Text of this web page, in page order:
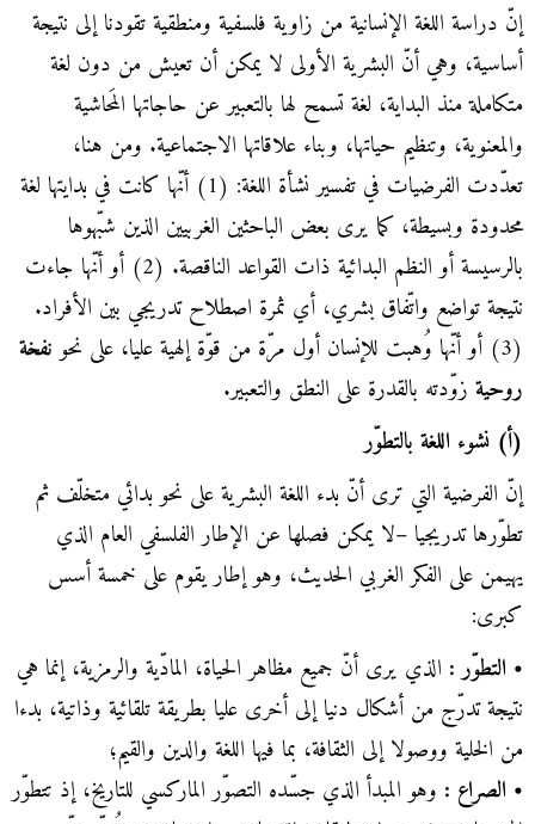
إنّ دراسة اللغة الإنسانية من زاوية فلسفية ومنطقية تقودنا إلى نتيجة
أساسية، وهي أنّ البشرية الأولى لا يمكن أن تعيش من دون لغة
متكاملة منذ البداية، لغة تسمح لها بالتعبير عن حاجاتها المَحاشية
والمعنوية، وتنظيم حياتها، وبناء علاقاتها الاجتماعية. ومن هنا،
تعدّدت الفرضيات في تفسير نشأة اللغة: (1) أنّها كانت في بدايتها لغة
محدودة وبسيطة، كما يرى بعض الباحثين الغربيين الذين شبّهوها
بالرسيسة أو النظم البدائية ذات القواعد الناقصة. (2) أو أنّها جاءت
نتيجة تواضع واتّفاق بشري، أي ثمرة اصطلاح تدريجي بين الأفراد.
(3) أو أنّها وُهبت للإنسان أول مرّة من قوّة إلهية عليا، على نحو
نفخة
روحيةزوّدته بالقدرة على النطق والتعبير.
(أ) نشوء اللغة بالتطوّر
إنّ الفرضية التي ترى أنّ بدء اللغة البشرية على نحو بدائي متخلّف ثم
تطوّرها تدريجيا –لا يمكن فصلها عن الإطار الفلسفي العام الذي
يهيمن على الفكر الغربي الحديث، وهو إطار يقوم على خمسة أسس
كبرى:
• التطوّر : الذي يرى أنّ جميع مظاهر الحياة، المادّية والرمزية، إنما هي
نتيجة تدرّج من أشكال دنيا إلى أخرى عليا بطريقة تلقائية وذاتية، بدءا
من الخلية ووصولا إلى الثقافة، بما فيها اللغة والدين والقيم؛
• الصراع : وهو المبدأ الذي جسّده التصوّر الماركسي للتاريخ، إذ تتطوّر